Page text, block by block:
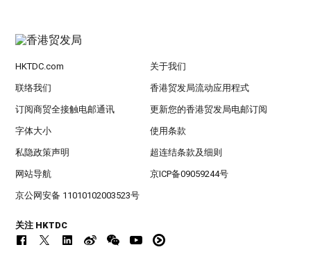
HKTDC.com 关于我们
联络我们 香港贸发局流动应用程式
订阅商贸全接触电邮通讯 更新您的香港贸发局电邮订阅
字体大小 使用条款
私隐政策声明 超连结条款及细则
网站导航 京ICP备09059244号
京公网安备 11010102003523号
关注 HKTDC